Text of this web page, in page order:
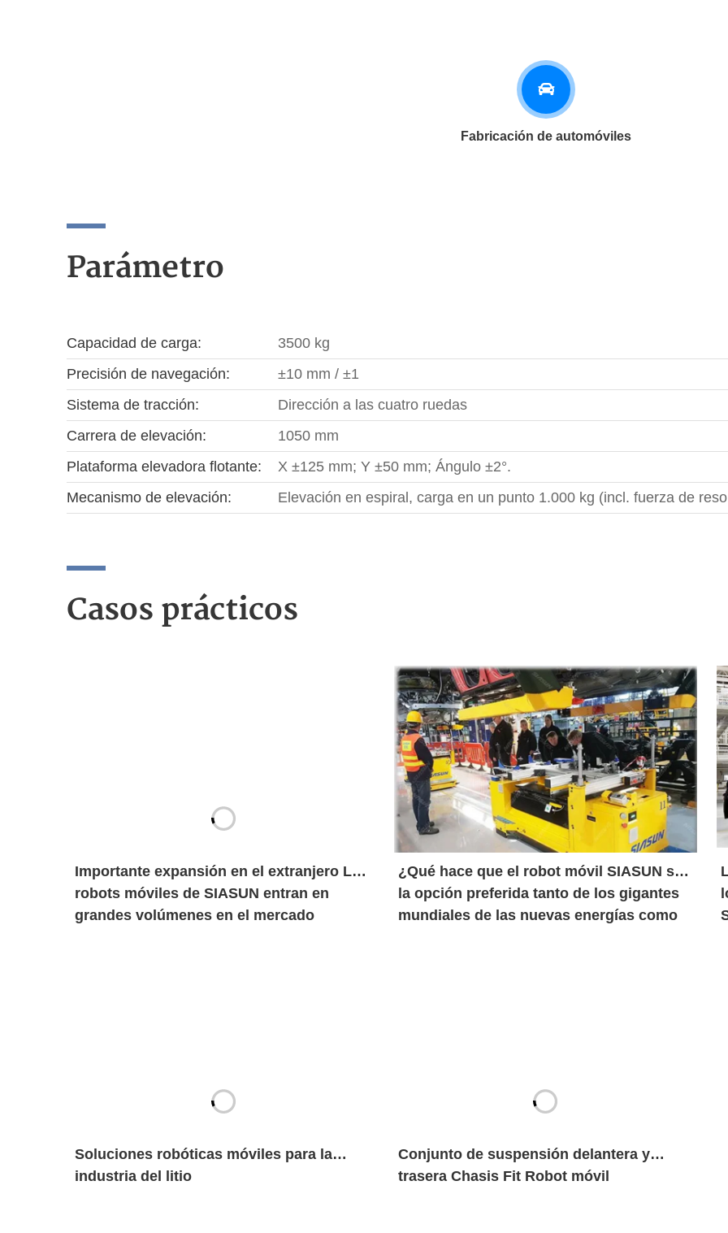
Fabricación de automóviles
Parámetro
Capacidad de carga:
3500 kg
Precisión de navegación:
±10 mm / ±1
Sistema de tracción:
Dirección a las cuatro ruedas
Carrera de elevación:
1050 mm
Plataforma elevadora flotante:
X ±125 mm; Y ±50 mm; Ángulo ±2°.
Mecanismo de elevación:
Elevación en espiral, carga en un punto 1.000 kg (incl. fuerza de
Casos prácticos
Importante expansión en el extranjero Los
robots móviles de SIASUN entran en
grandes volúmenes en el mercado
¿Qué hace que el robot móvil SIASUN sea
la opción preferida tanto de los gigantes
mundiales de las nuevas energías como
Soluciones robóticas móviles para la
industria del litio
Conjunto de suspensión delantera y
trasera Chasis Fit Robot móvil